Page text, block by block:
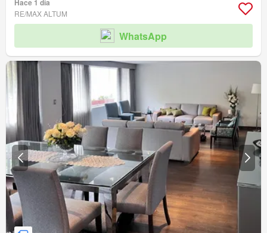
Hace 1 día
RE/MAX ALTUM
WhatsApp